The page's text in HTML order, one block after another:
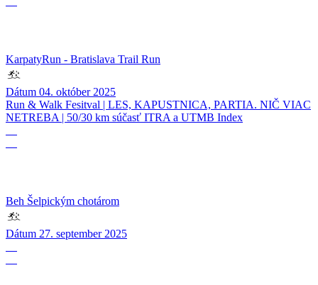
KarpatyRun - Bratislava Trail Run
Dátum 04. október 2025
Run & Walk Fesitval | LES, KAPUSTNICA, PARTIA. NIČ VIAC
NETREBA | 50/30 km súčasť ITRA a UTMB Index
Beh Šelpickým chotárom
Dátum 27. september 2025